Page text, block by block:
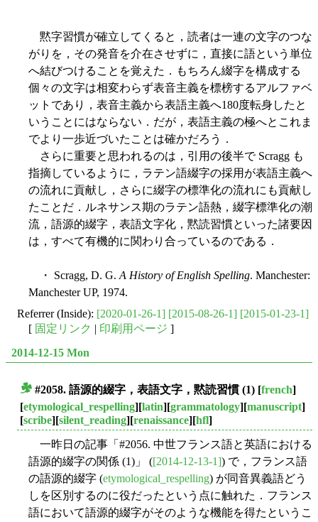
黙字習慣が確立してくると，読者は一連の文字のつな
がりを，その発音を介在させずに，直接に語という単位
へ結びつけることを覚えた．もちろん綴字を構成する
個々の文字は相変わらず表音主義を標榜するアルファベ
ットであり，表音主義から表語主義へ180度転身したと
いうことにはならない．だが，表語主義の極へとこれま
でより一歩近づいたことは確かだろう．
さらに重要と思われるのは，引用の後半で Scragg も
指摘しているように，ラテン語綴字の採用が表語主義へ
の流れに貢献し，さらに綴字の標準化の流れにも貢献し
たことだ．ルネサンス期のラテン語熱，綴字標準化の潮
流，語源的綴字，表語文字化，黙読習慣といった諸要因
は，すべて有機的に関わり合っているのである．
・ Scragg, D. G. A History of English Spelling. Manchester:
Manchester UP, 1974.
Referrer (Inside): [2020-01-26-1] [2015-08-26-1] [2015-01-23-1]
[ 固定リンク | 印刷用ページ ]
2014-12-15 Mon
#2058. 語源的綴字，表語文字，黙読習慣 (1) [french]
[etymological_respelling][latin][grammatology][manuscript]
[scribe][silent_reading][renaissance][hfl]
一昨日の記事「#2056. 中世フランス語と英語における
語源的綴字の関係 (1)」 ([2014-12-13-1]) で，フランス語
の語源的綴字 (etymological_respelling) が同音異義語どう
しを区別するのに役だったという点に触れた．フランス
語において語源的綴字がそのような機能を得たというこ